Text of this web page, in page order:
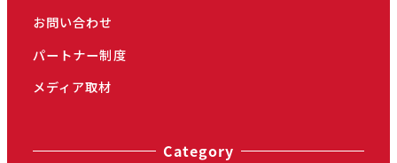
お問い合わせ
パートナー制度
メディア取材
Category